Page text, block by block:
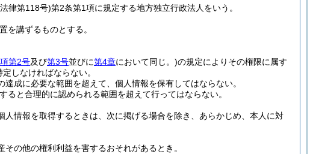
律第118号)第2条第1項に規定する地方独立行政法人をいう。
を講ずるものとする。
第2号及び第3号並びに第4章において同じ。)の規定によりその権限に属す
しなければならない。
達成に必要な範囲を超えて、個人情報を保有してはならない。
と合理的に認められる範囲を超えて行ってはならない。
人情報を取得するときは、次に掲げる場合を除き、あらかじめ、本人に対
の他の権利利益を害するおそれがあるとき。